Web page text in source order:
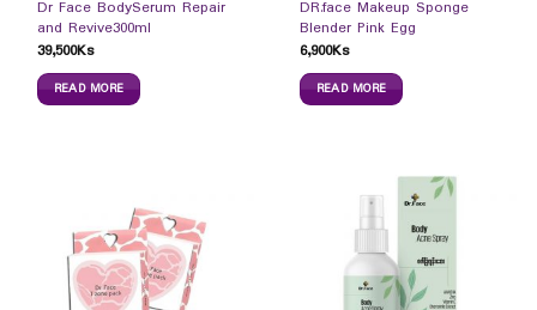
Dr Face BodySerum Repair
and Revive300ml
39,500Ks
READ MORE
DR.face Makeup Sponge
Blender Pink Egg
6,900Ks
READ MORE